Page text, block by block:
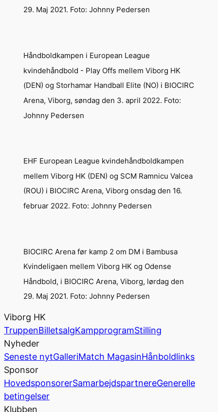
29. Maj 2021. Foto: Johnny Pedersen
Håndboldkampen i European League
kvindehåndbold - Play Offs mellem Viborg HK
(DEN) og Storhamar Handball Elite (NO) i BIOCIRC
Arena, Viborg, søndag den 3. april 2022. Foto:
Johnny Pedersen
EHF European League kvindehåndboldkampen
mellem Viborg HK (DEN) og SCM Ramnicu Valcea
(ROU) i BIOCIRC Arena, Viborg onsdag den 16.
februar 2022. Foto: Johnny Pedersen
BIOCIRC Arena før kamp 2 om DM i Bambusa
Kvindeligaen mellem Viborg HK og Odense
Håndbold, i BIOCIRC Arena, Viborg, lørdag den
29. Maj 2021. Foto: Johnny Pedersen
Viborg HK
TruppenBilletsalgKampprogramStilling
Nyheder
Seneste nytGalleriMatch MagasinHånboldlinks
Sponsor
HovedsponsorerSamarbejdspartnereGenerelle
betingelser
Klubben